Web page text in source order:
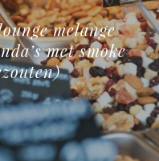
melange
met smoke